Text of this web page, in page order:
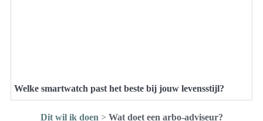
Welke smartwatch past het beste bij jouw levensstijl?
Dit wil ik doen > Wat doet een arbo-adviseur?